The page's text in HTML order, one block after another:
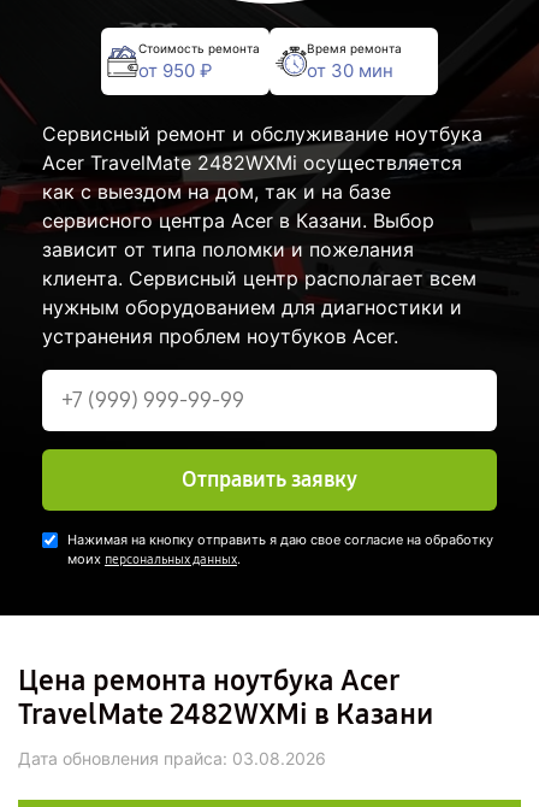
Стоимость ремонта
от 950 ₽
Время ремонта
от 30 мин
Сервисный ремонт и обслуживание ноутбука
Acer TravelMate 2482WXMi осуществляется
как с выездом на дом, так и на базе
сервисного центра Acer в Казани. Выбор
зависит от типа поломки и пожелания
клиента. Сервисный центр располагает всем
нужным оборудованием для диагностики и
устранения проблем ноутбуков Acer.
Отправить заявку
Нажимая на кнопку отправить я даю свое согласие на обработку
моих персональных данных.
Цена ремонта ноутбука Acer
TravelMate 2482WXMi в Казани
Дата обновления прайса: 03.08.2026